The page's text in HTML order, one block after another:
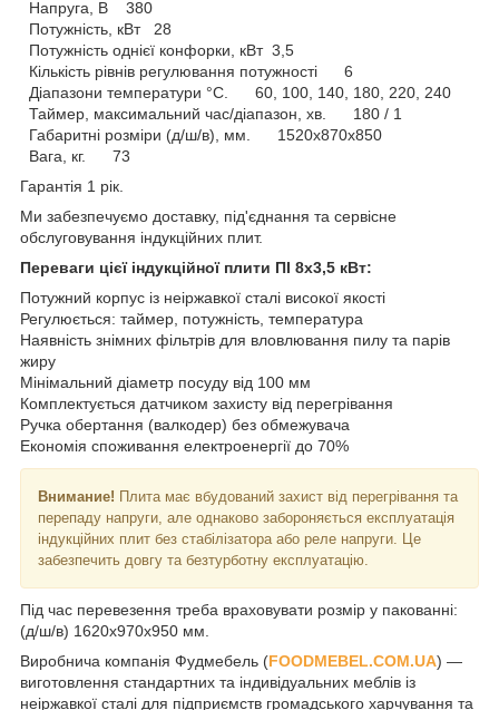
Напруга, В 380
Потужність, кВт 28
Потужність однієї конфорки, кВт 3,5
Кількість рівнів регулювання потужності 6
Діапазони температури °C. 60, 100, 140, 180, 220, 240
Таймер, максимальний час/діапазон, хв. 180 / 1
Габаритні розміри (д/ш/в), мм. 1520х870х850
Вага, кг. 73
Гарантія 1 рік.
Ми забезпечуємо доставку, під'єднання та сервісне
обслуговування індукційних плит.
Переваги цієї індукційної плити ПІ 8х3,5 кВт:
Потужний корпус із неіржавкої сталі високої якості
Регулюється: таймер, потужність, температура
Наявність знімних фільтрів для вловлювання пилу та парів
жиру
Мінімальний діаметр посуду від 100 мм
Комплектується датчиком захисту від перегрівання
Ручка обертання (валкодер) без обмежувача
Економія споживання електроенергії до 70%
Внимание! Плита має вбудований захист від перегрівання та
перепаду напруги, але однаково забороняється експлуатація
індукційних плит без стабілізатора або реле напруги. Це
забезпечить довгу та безтурботну експлуатацію.
Під час перевезення треба враховувати розмір у пакованні:
(д/ш/в) 1620х970х950 мм.
Виробнича компанія Фудмебель (FOODMEBEL.СOM.UA) —
виготовлення стандартних та індивідуальних меблів із
неіржавкої сталі для підприємств громадського харчування та